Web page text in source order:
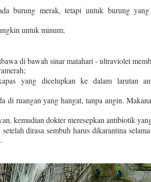
burung merak, tetapi untuk burung
untuk minum;
di bawah sinar matahari - ultraviolet
yang dicelupkan ke dalam larutan
di ruangan yang hangat, tanpa angin.
kemudian dokter meresepkan antibiotik
dirasa sembuh harus dikarantina